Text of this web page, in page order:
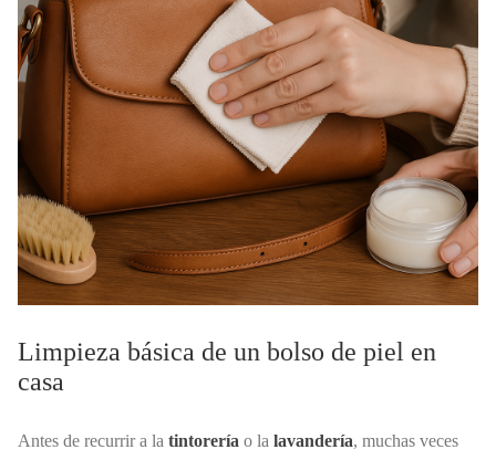
Limpieza básica de un bolso de piel en
casa
Antes de recurrir a la tintorería o la lavandería, muchas veces